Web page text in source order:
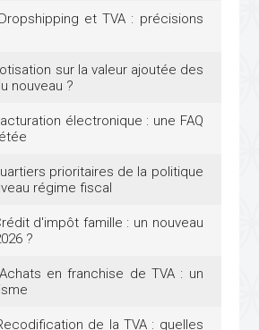
et TVA : précisions
sur la valeur ajoutée des
nouveau ?
électronique : une FAQ
prioritaires de la politique
régime fiscal
d'impôt famille : un nouveau
?
en franchise de TVA : un
de la TVA : quelles